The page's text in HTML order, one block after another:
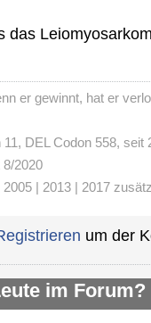
das
er gewinnt, hat er
DEL Codon 558,
8/2020
| 2013 | 2017
um der
im Forum?